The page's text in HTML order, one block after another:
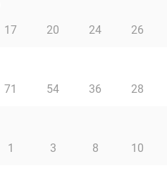
17 20 24 26
71 54 36 28
1 3 8 10